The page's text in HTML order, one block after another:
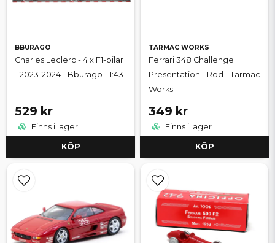
BBURAGO
Charles Leclerc - 4 x F1-bilar
- 2023-2024 - Bburago - 1:43
529 kr
Finns i lager
KÖP
TARMAC WORKS
Ferrari 348 Challenge
Presentation - Röd - Tarmac
Works
349 kr
Finns i lager
KÖP